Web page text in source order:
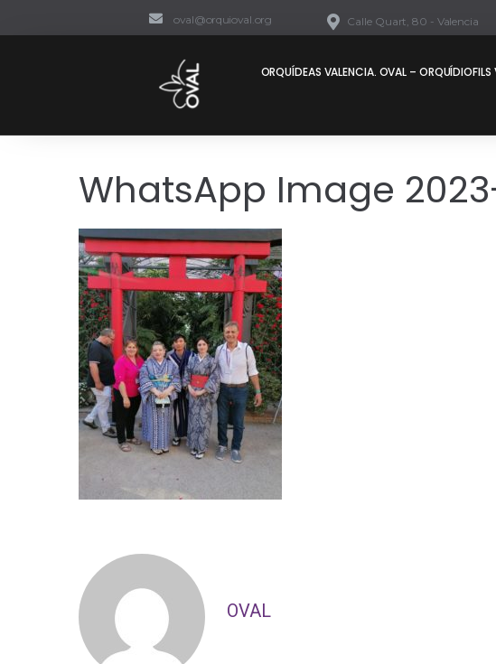
oval@orquioval.org Calle Quart, 80 - Valencia
ORQUÍDEAS VALENCIA. OVAL – ORQUÍDIOFILS
WhatsApp Image
OVAL